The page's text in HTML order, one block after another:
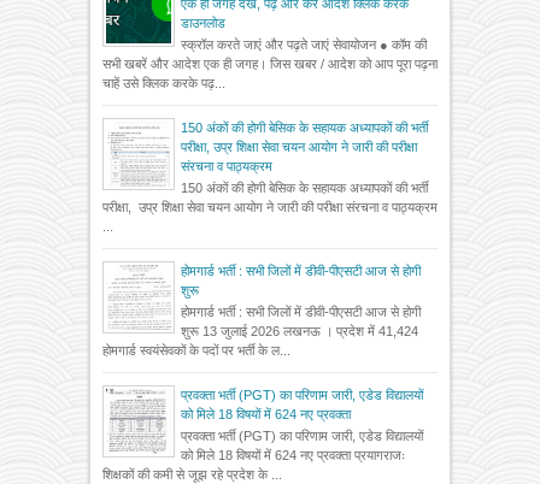
एक ही जगह देखें, पढ़ें और करें आदेश क्लिक करके
डाउनलोड
स्क्रॉल करते जाएं और पढ़ते जाएं सेवायोजन ● कॉम की
सभी खबरें और आदेश एक ही जगह। जिस खबर / आदेश को आप पूरा पढ़ना
चाहें उसे क्लिक करके पढ़...
150 अंकों की होगी बेसिक के सहायक अध्यापकों की भर्ती
परीक्षा, उप्र शिक्षा सेवा चयन आयोग ने जारी की परीक्षा
संरचना व पाठ्यक्रम
150 अंकों की होगी बेसिक के सहायक अध्यापकों की भर्ती
परीक्षा, उप्र शिक्षा सेवा चयन आयोग ने जारी की परीक्षा संरचना व पाठ्यक्रम
होमगार्ड भर्ती : सभी जिलों में डीवी-पीएसटी आज से होगी
शुरू
होमगार्ड भर्ती : सभी जिलों में डीवी-पीएसटी आज से होगी
शुरू 13 जुलाई 2026 लखनऊ । प्रदेश में 41,424
होमगार्ड स्वयंसेवकों के पदों पर भर्ती के ल...
प्रवक्ता भर्ती (PGT) का परिणाम जारी, एडेड विद्यालयों
को मिले 18 विषयों में 624 नए प्रवक्ता
प्रवक्ता भर्ती (PGT) का परिणाम जारी, एडेड विद्यालयों
को मिले 18 विषयों में 624 नए प्रवक्ता प्रयागराजः
शिक्षकों की कमी से जूझ रहे प्रदेश के ...